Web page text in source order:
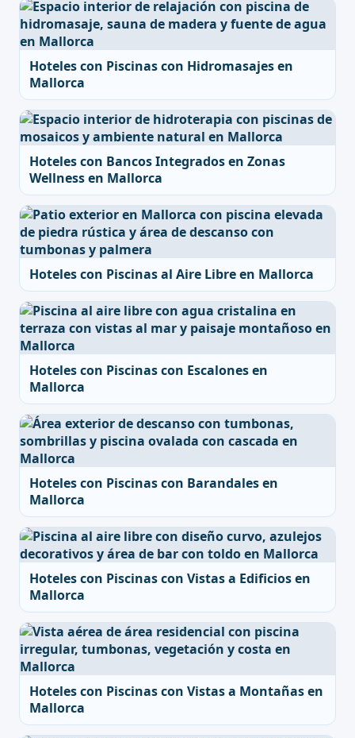
Hoteles con Piscinas con Hidromasajes en
Mallorca
Hoteles con Bancos Integrados en Zonas
Wellness en Mallorca
Hoteles con Piscinas al Aire Libre en Mallorca
Hoteles con Piscinas con Escalones en
Mallorca
Hoteles con Piscinas con Barandales en
Mallorca
Hoteles con Piscinas con Vistas a Edificios en
Mallorca
Hoteles con Piscinas con Vistas a Montañas en
Mallorca